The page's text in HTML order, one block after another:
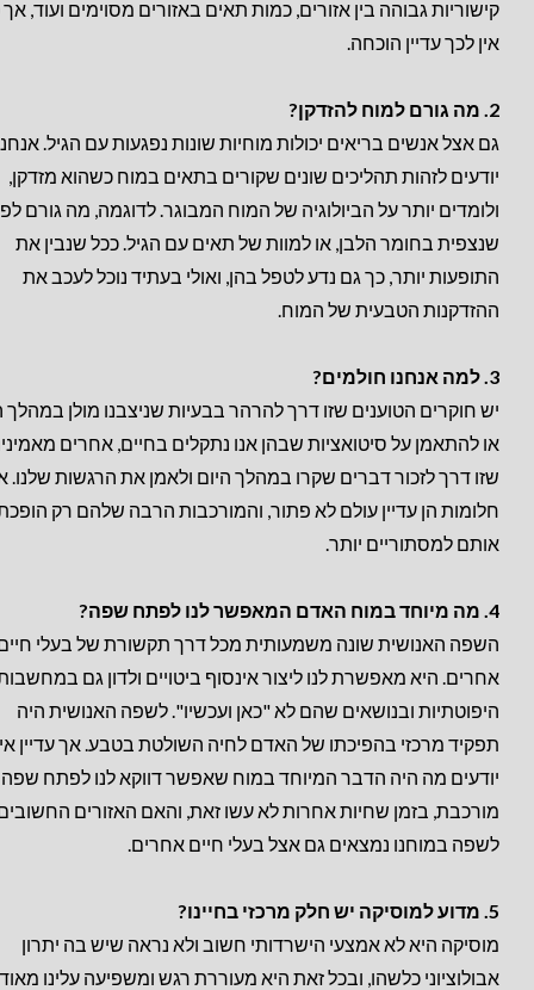
קישוריות גבוהה בין אזורים, כמות תאים באזורים מסוימים ועוד, אך
אין לכך עדיין הוכחה.
2. מה גורם למוח להזדקן?
גם אצל אנשים בריאים יכולות מוחיות שונות נפגעות עם הגיל.
יודעים לזהות תהליכים שונים שקורים בתאים במוח כשהוא מזדקן,
ולומדים יותר על הביולוגיה של המוח המבוגר. לדוגמה, מה גורם
שנצפית בחומר הלבן, או למוות של תאים עם הגיל. ככל שנבין את
התופעות יותר, כך גם נדע לטפל בהן, ואולי בעתיד נוכל לעכב את
ההזדקנות הטבעית של המוח.
3. למה אנחנו חולמים?
יש חוקרים הטוענים שזו דרך להרהר בבעיות שניצבנו מולן במהלך
או להתאמן על סיטואציות שבהן אנו נתקלים בחיים, אחרים
שזו דרך לזכור דברים שקרו במהלך היום ולאמן את הרגשות שלנו.
חלומות הן עדיין עולם לא פתור, והמורכבות הרבה שלהם רק
אותם למסתוריים יותר.
4. מה מיוחד במוח האדם המאפשר לנו לפתח שפה?
השפה האנושית שונה משמעותית מכל דרך תקשורת של בעלי
אחרים. היא מאפשרת לנו ליצור אינסוף ביטויים ולדון גם
היפוטתיות ובנושאים שהם לא "כאן ועכשיו". לשפה האנושית היה
תפקיד מרכזי בהפיכתו של האדם לחיה השולטת בטבע. אך עדיין
יודעים מה היה הדבר המיוחד במוח שאפשר דווקא לנו לפתח
מורכבת, בזמן שחיות אחרות לא עשו זאת, והאם האזורים
לשפה במוחנו נמצאים גם אצל בעלי חיים אחרים.
5. מדוע למוסיקה יש חלק מרכזי בחיינו?
מוסיקה היא לא אמצעי הישרדותי חשוב ולא נראה שיש בה יתרון
אבולוציוני כלשהו, ובכל זאת היא מעוררת רגש ומשפיעה עלינו